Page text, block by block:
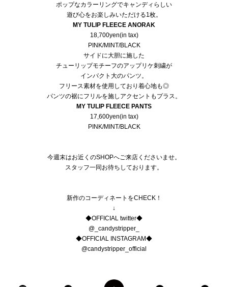
ポップなカラーリングでキャンディらしい
遊び心をお楽しみいただける1枚。
MY TULIP FLEECE ANORAK
18,700yen(in tax)
PINK/MINT/BLACK
サイドに大胆に施した
チューリップモチーフのアップリケ刺繍が
インパクト大のパンツ。
フリース素材を使用しており着心地も◎
パンツの裾にフリルを施しアクセントもプラス。
MY TULIP FLEECE PANTS
17,600yen(in tax)
PINK/MINT/BLACK
今週末はお近くのSHOPへご来店くださいませ。
スタッフ一同お待ちしております。
新作のコーディネートをCHECK！
↓
◆OFFICIAL twitter◆
@_candystripper_
◆OFFICIAL INSTAGRAM◆
@candystripper_official